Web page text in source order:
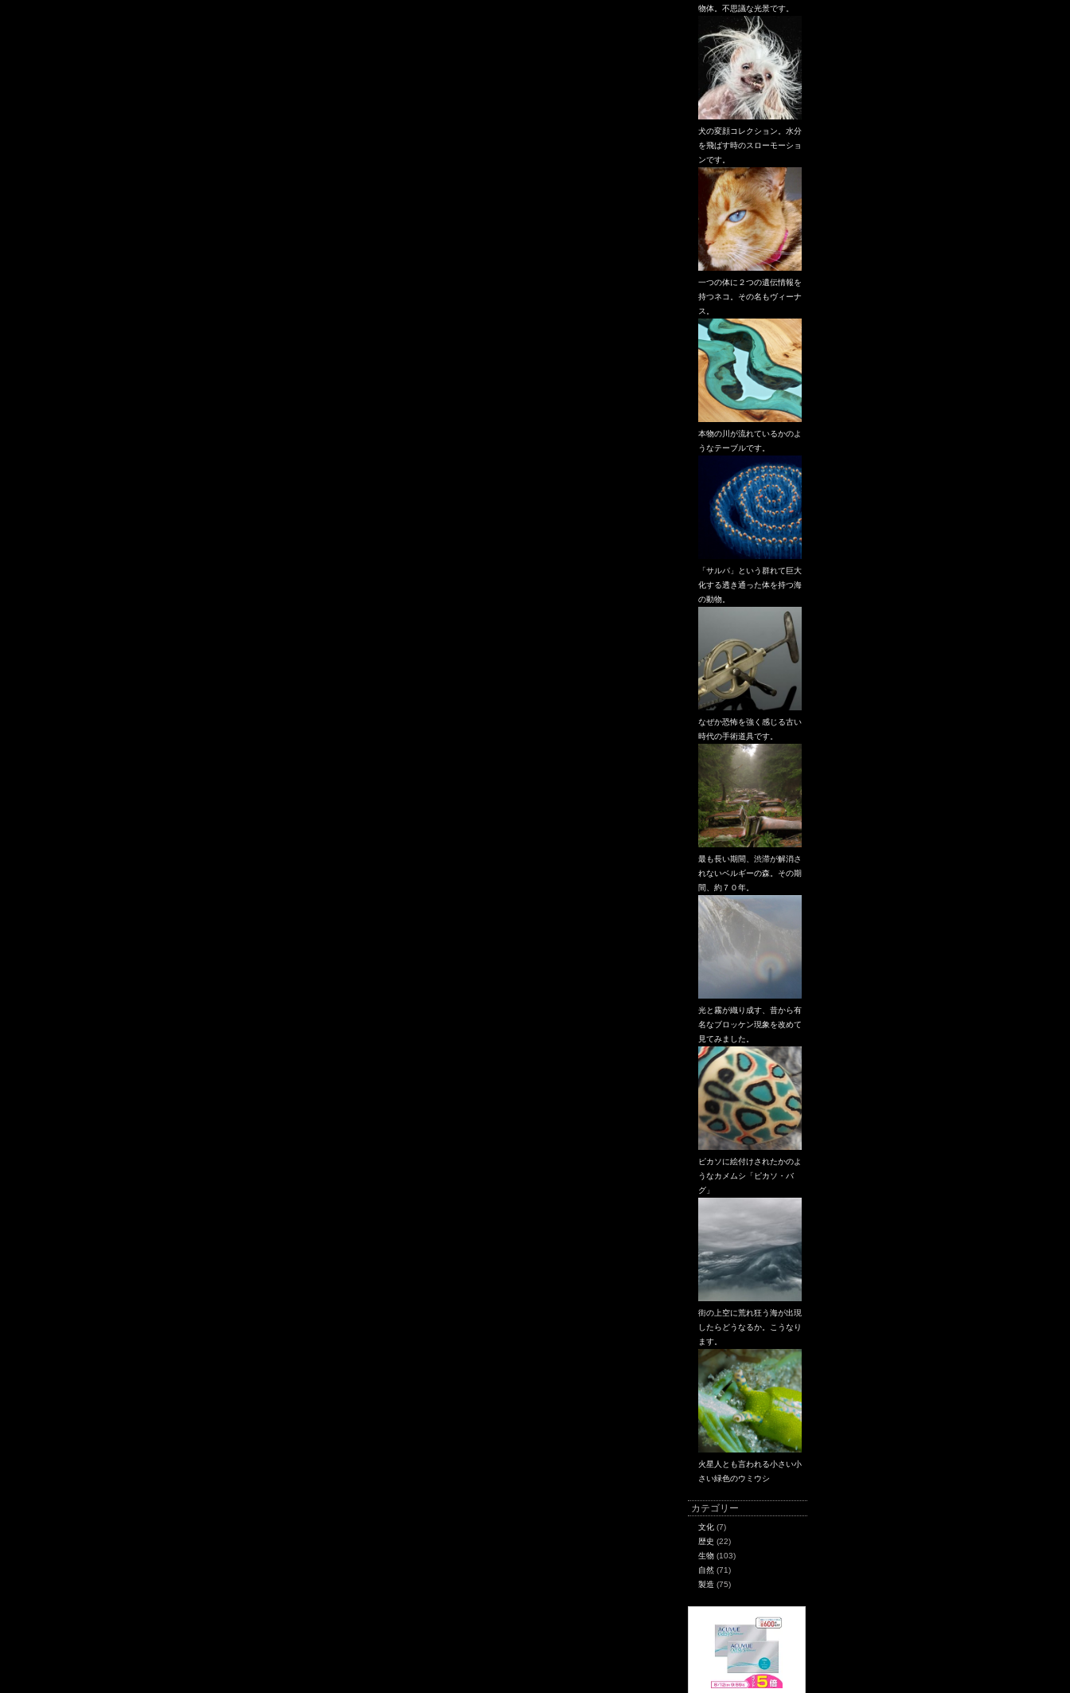
物体。不思議な光景です。
犬の変顔コレクション。水分
を飛ばす時のスローモーショ
ンです。
一つの体に２つの遺伝情報を
持つネコ。その名もヴィーナ
ス。
本物の川が流れているかのよ
うなテーブルです。
「サルパ」という群れて巨大
化する透き通った体を持つ海
の動物。
なぜか恐怖を強く感じる古い
時代の手術道具です。
最も長い期間、渋滞が解消さ
れないベルギーの森。その期
間、約７０年。
光と霧が織り成す、昔から有
名なブロッケン現象を改めて
見てみました。
ピカソに絵付けされたかのよ
うなカメムシ「ピカソ・バ
グ」
街の上空に荒れ狂う海が出現
したらどうなるか。こうなり
ます。
火星人とも言われる小さい小
さい緑色のウミウシ
カテゴリー
文化 (7)
歴史 (22)
生物 (103)
自然 (71)
製造 (75)